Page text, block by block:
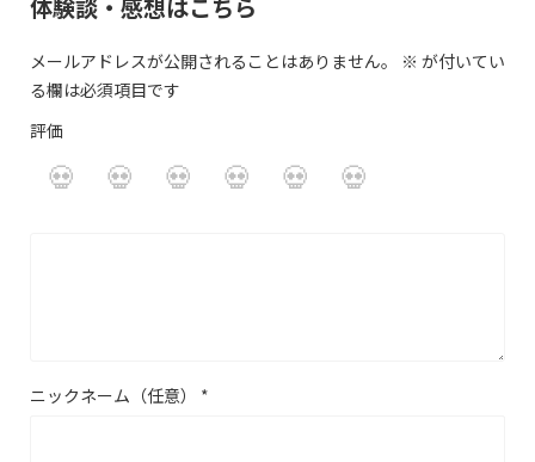
体験談・感想はこちら
メールアドレスが公開されることはありません。 ※ が付いてい
る欄は必須項目です
評価
ニックネーム（任意） *